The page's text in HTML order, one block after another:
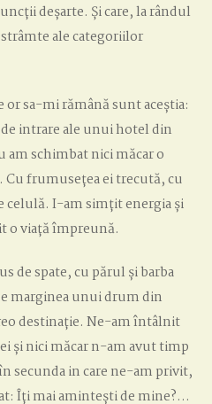
deșarte. Și care, la rândul
ale categoriilor
or sa-mi rămână sunt aceștia:
intrare ale unui hotel din
schimbat nici măcar o
Cu frumusețea ei trecută, cu
celulă. I-am simțit energia și
o viață împreună.
de spate, cu părul și barba
marginea unui drum din
destinație. Ne-am întâlnit
și nici măcar n-am avut timp
secunda in care ne-am privit,
Îți mai amintești de mine?…